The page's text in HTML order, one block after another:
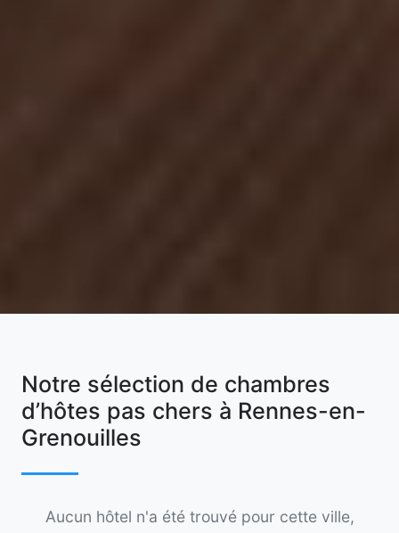
Notre sélection de chambres
d’hôtes pas chers à Rennes-en-
Grenouilles
Aucun hôtel n'a été trouvé pour cette ville,